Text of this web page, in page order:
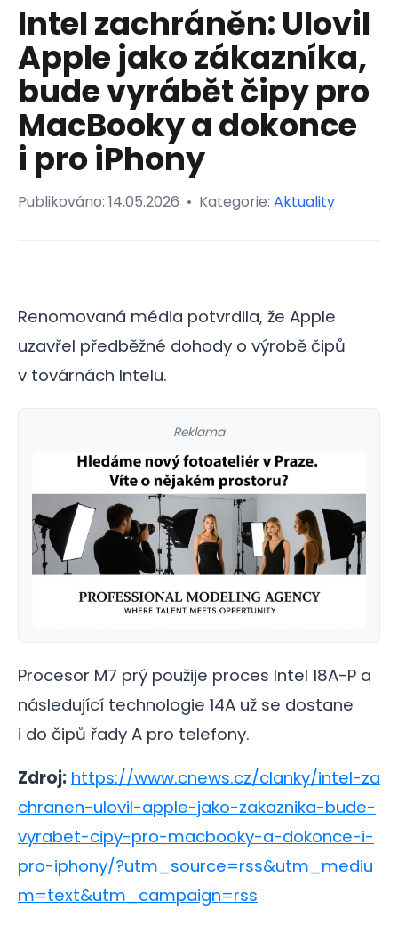
Intel zachráněn: Ulovil
Apple jako zákazníka,
bude vyrábět čipy pro
MacBooky a dokonce
i pro iPhony
Publikováno: 14.05.2026 • Kategorie: Aktuality
Renomovaná média potvrdila, že Apple
uzavřel předběžné dohody o výrobě čipů
v továrnách Intelu.
Reklama
Procesor M7 prý použije proces Intel 18A-P a
následující technologie 14A už se dostane
i do čipů řady A pro telefony.
Zdroj: https://www.cnews.cz/clanky/intel-za
chranen-ulovil-apple-jako-zakaznika-bude-
vyrabet-cipy-pro-macbooky-a-dokonce-i-
pro-iphony/?utm_source=rss&utm_mediu
m=text&utm_campaign=rss